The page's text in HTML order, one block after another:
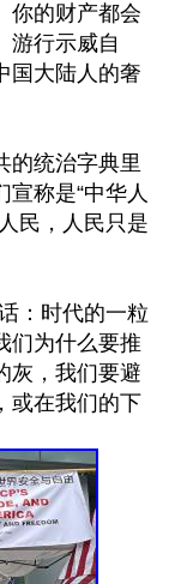
你的财产都会
游行示威自
国大陆人的奢
的统治字典里
称是“中华人
民，人民只是
：时代的一粒
们为什么要推
灰，我们要避
或在我们的下